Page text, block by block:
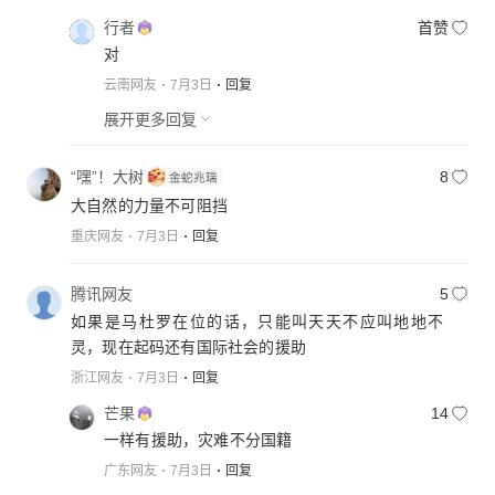
行者
首赞
对
云南网友 7月3日 回复
展开更多回复
“嘿”！大树
8
大自然的力量不可阻挡
重庆网友 7月3日 回复
腾讯网友
5
如果是马杜罗在位的话，只能叫天天不应叫地地不
灵，现在起码还有国际社会的援助
浙江网友 7月3日 回复
芒果
14
一样有援助，灾难不分国籍
广东网友 7月3日 回复